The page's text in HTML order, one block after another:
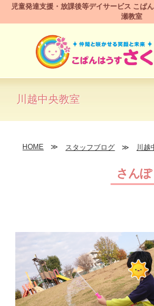
児童発達支援・放課後等デイサービス こぱ
瀬教室
川越中央教室
HOME スタッフブログ 川越
さんぽ